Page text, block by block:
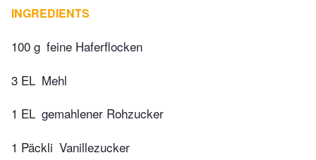
INGREDIENTS
100 g feine Haferflocken
3 EL Mehl
1 EL gemahlener Rohzucker
1 Päckli Vanillezucker